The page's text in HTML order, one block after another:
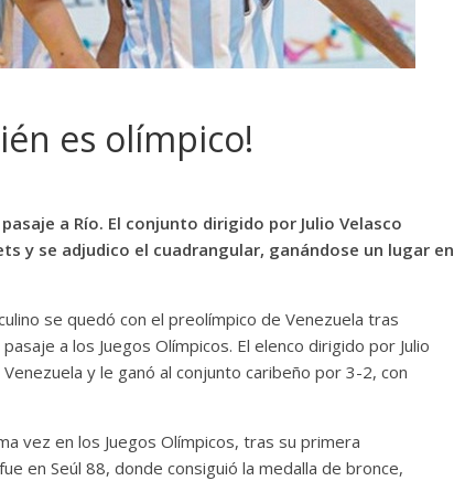
es olímpico!
a Río. El conjunto dirigido por Julio Velasco
y se adjudico el cuadrangular, ganándose un lugar en
se quedó con el preolímpico de Venezuela tras
a los Juegos Olímpicos. El elenco dirigido por Julio
y le ganó al conjunto caribeño por 3-2, con
vez en los Juegos Olímpicos, tras su primera
en Seúl 88, donde consiguió la medalla de bronce,